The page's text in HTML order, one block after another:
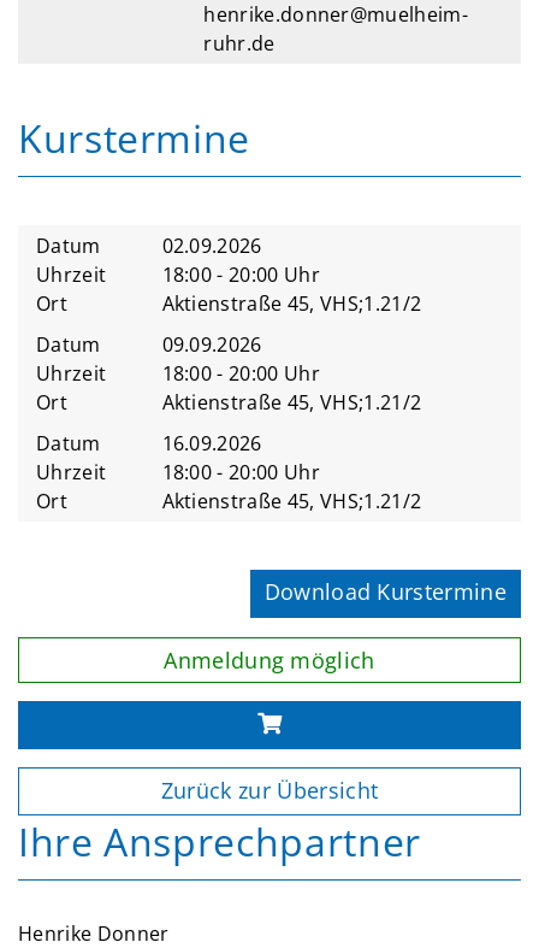
henrike.donner@muelheim-
ruhr.de
Kurstermine
Datum
02.09.2026
Uhrzeit
18:00 - 20:00 Uhr
Ort
Aktienstraße 45, VHS;1.21/2
Datum
09.09.2026
Uhrzeit
18:00 - 20:00 Uhr
Ort
Aktienstraße 45, VHS;1.21/2
Datum
16.09.2026
Uhrzeit
18:00 - 20:00 Uhr
Ort
Aktienstraße 45, VHS;1.21/2
Download Kurstermine
Anmeldung möglich
Zurück zur Übersicht
Ihre Ansprechpartner
Henrike Donner